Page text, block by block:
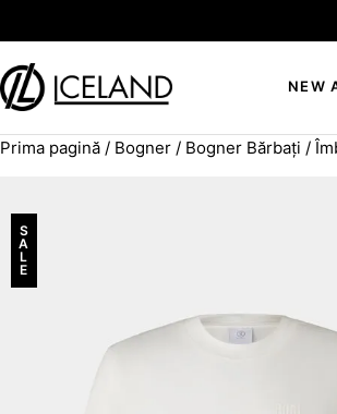
NEW
Prima pagină / Bogner / Bogner Bărbați /
S
A
L
E